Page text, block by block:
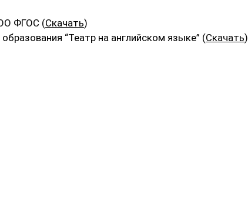
ФГОС (Скачать)
“Театр на английском языке” (Скачать)